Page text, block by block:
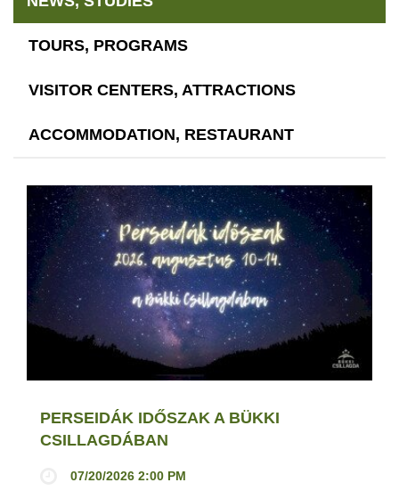
TOURS, PROGRAMS
VISITOR CENTERS, ATTRACTIONS
ACCOMMODATION, RESTAURANT
PERSEIDÁK IDŐSZAK A BÜKKI
CSILLAGDÁBAN
07/20/2026 2:00 PM